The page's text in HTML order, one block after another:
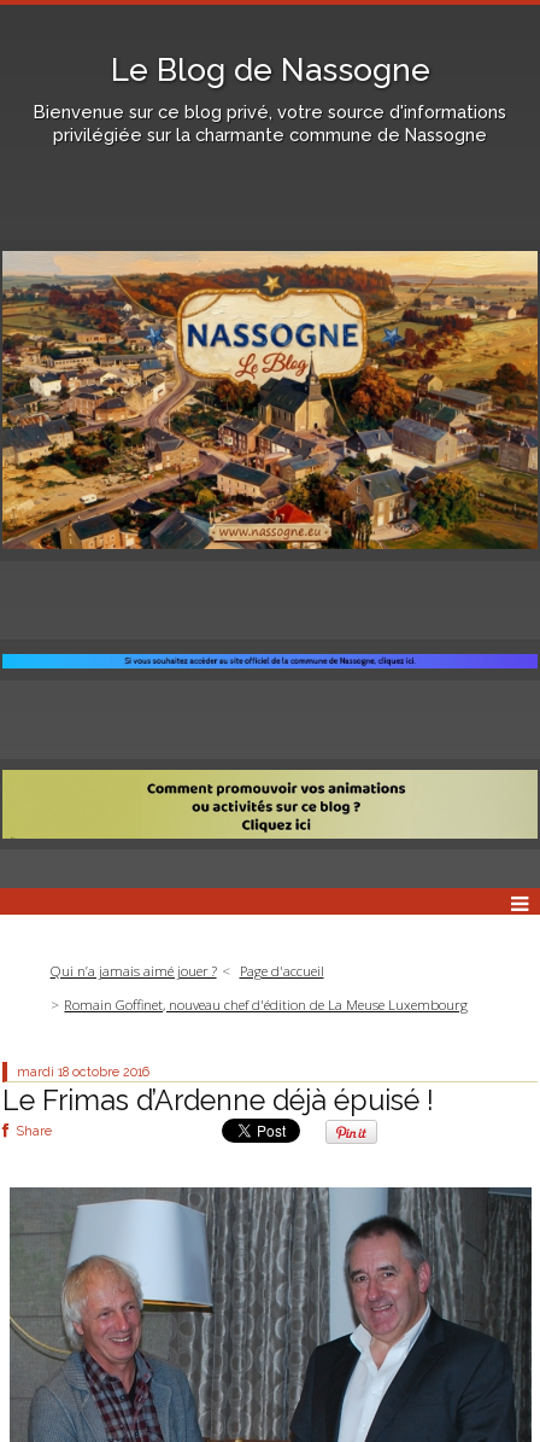
Le Blog de Nassogne
Bienvenue sur ce blog privé, votre source d'informations
privilégiée sur la charmante commune de Nassogne
Qui n’a jamais aimé jouer ?
Page d'accueil
Romain Goffinet, nouveau chef d'édition de La Meuse Luxembourg
mardi 18 octobre 2016
Le Frimas d’Ardenne déjà épuisé !
Share